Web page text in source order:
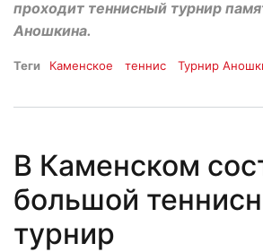
проходит теннисный турнир
Аношкина.
Теги Каменское теннис Турнир
В Каменском
большой
турнир